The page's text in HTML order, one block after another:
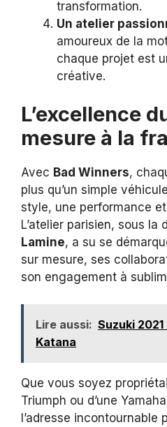
transformation.
Un atelier
amoureux de la
chaque projet est
créative.
L’excellence
mesure à la
Avec Bad Winners,
plus qu’un simple
style, une performance
L’atelier parisien, sous la
Lamine, a su se
sur mesure, ses
son engagement à
Lire aussi: Suzuki
Katana
Que vous soyez
Triumph ou d’une
l’adresse incontournable